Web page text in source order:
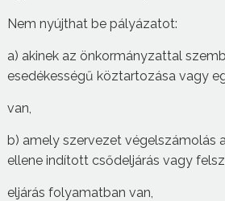
Nem nyújthat be pályázatot:
a) akinek az önkormányzattal
esedékességű köztartozása vagy
van,
b) amely szervezet végelszámolás
ellene indított csődeljárás vagy
eljárás folyamatban van,